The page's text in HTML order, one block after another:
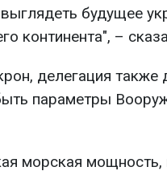
будущее
континента", –
делегация также
параметры
морская